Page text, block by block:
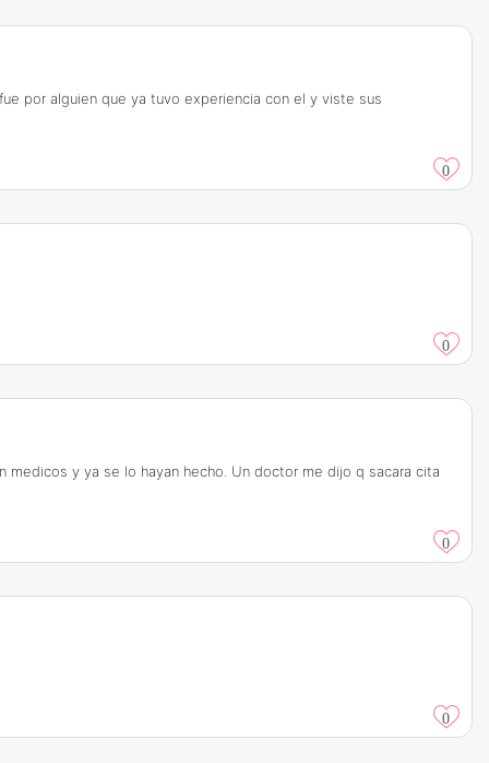
por alguien que ya tuvo experiencia con el y viste sus
0
0
y ya se lo hayan hecho. Un doctor me dijo q sacara cita
0
0